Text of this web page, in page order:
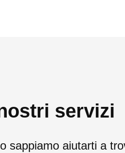
servizi
sappiamo aiutarti a